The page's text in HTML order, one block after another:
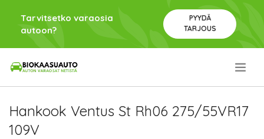
Tarvitsetko varaosia
autoon?
PYYDÄ
TARJOUS
Hankook Ventus St Rh06 275/55VR17
109V